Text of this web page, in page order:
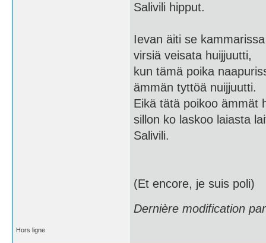
Salivili hipput.
Ievan äiti se kammarissa
virsiä veisata huijjuutti,
kun tämä poika
ämmän tyttöä nuijjuutti.
Eikä tätä poikoo ämmät
sillon ko laskoo laiasta
Salivili.
(Et encore, je suis poli)
Dernière modification
Hors ligne